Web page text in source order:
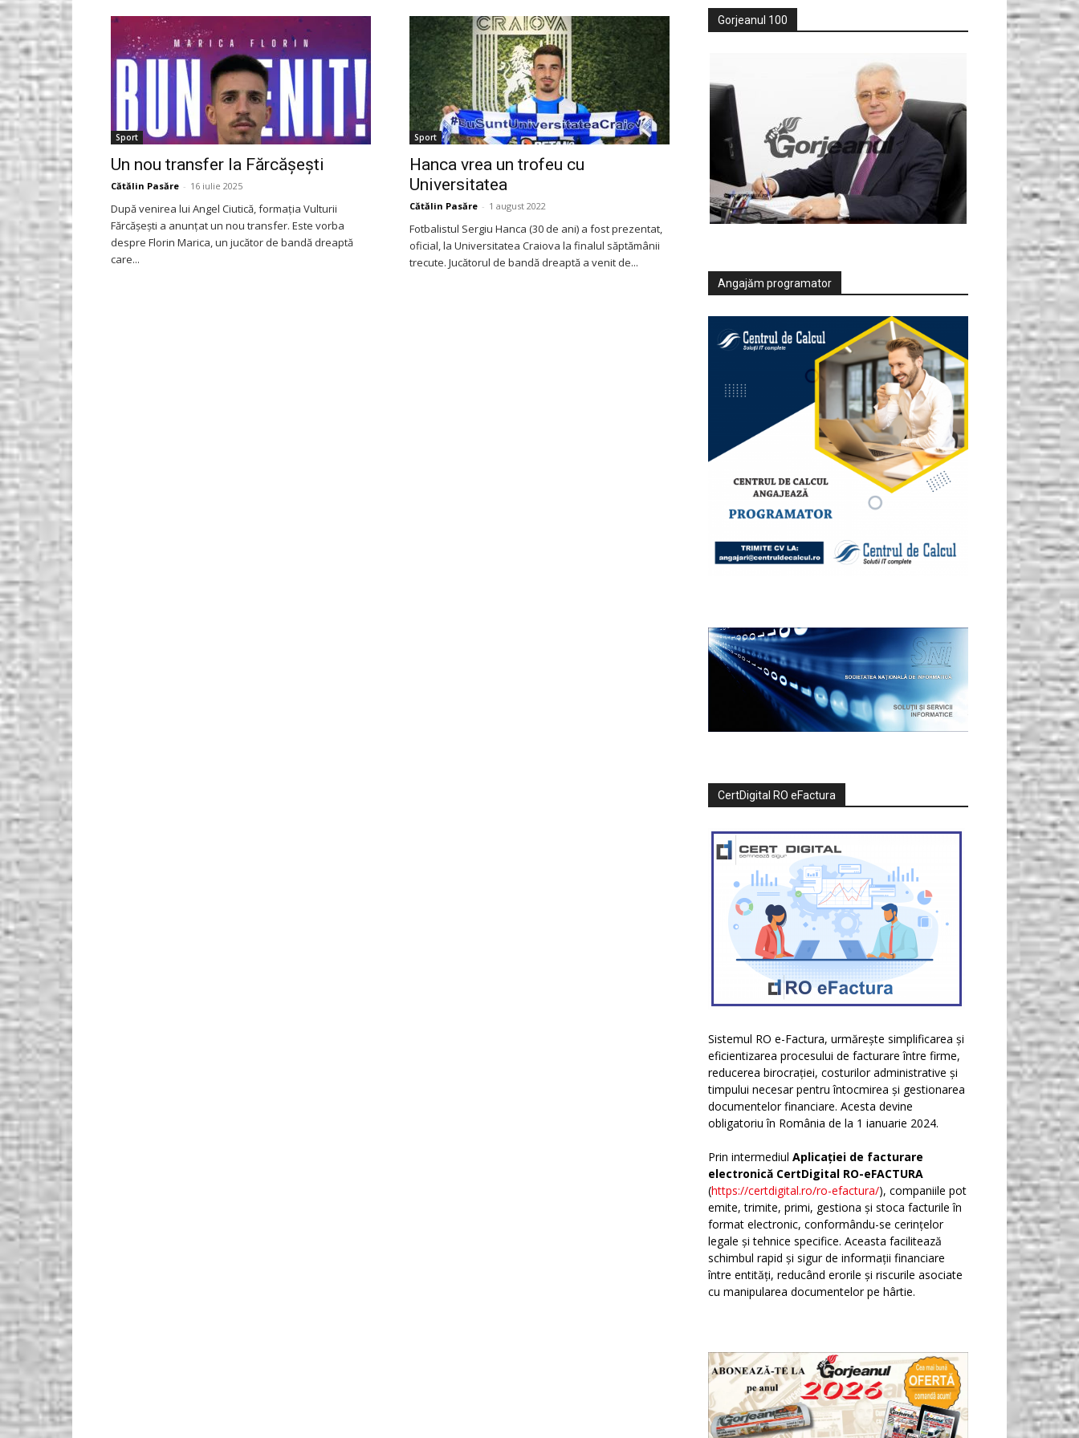
Gorjeanul.ro
Sport
Un nou transfer la Fărcășești
Cătălin Pasăre - 16 iulie 2025
După venirea lui Angel Ciutică, formația Vulturii
Fărcășești a anunțat un nou transfer. Este vorba
despre Florin Marica, un jucător de bandă dreaptă
care...
Sport
Hanca vrea un trofeu cu
Universitatea
Cătălin Pasăre - 1 august 2022
Fotbalistul Sergiu Hanca (30 de ani) a fost prezentat,
oficial, la Universitatea Craiova la finalul săptămânii
trecute. Jucătorul de bandă dreaptă a venit de...
Gorjeanul 100
Angajăm programator
CertDigital RO eFactura
Sistemul RO e-Factura, urmărește simplificarea și
eficientizarea procesului de facturare între firme,
reducerea birocrației, costurilor administrative și
timpului necesar pentru întocmirea și gestionarea
documentelor financiare. Acesta devine
obligatoriu în România de la 1 ianuarie 2024.
Prin intermediul Aplicației de facturare
electronică CertDigital RO-eFACTURA
(https://certdigital.ro/ro-efactura/), companiile pot
emite, trimite, primi, gestiona și stoca facturile în
format electronic, conformându-se cerințelor
legale și tehnice specifice. Aceasta facilitează
schimbul rapid și sigur de informații financiare
între entități, reducând erorile și riscurile asociate
cu manipularea documentelor pe hârtie.